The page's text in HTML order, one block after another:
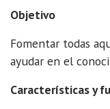
Objetivo
Fomentar todas
ayudar en el
Características y